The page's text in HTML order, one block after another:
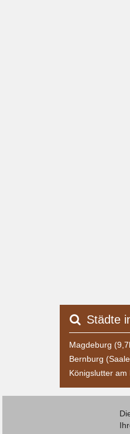
Städte
Magdeburg
Bernburg
Königslutter am